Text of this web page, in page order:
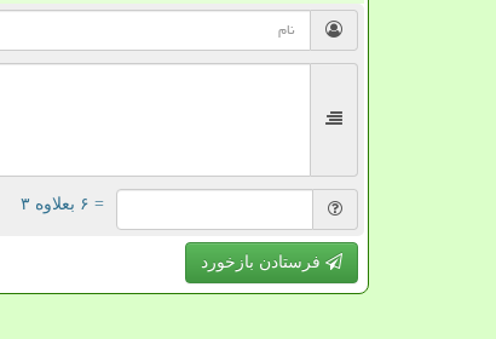
= ۶ بعلاوه ۳
فرستادن بازخورد